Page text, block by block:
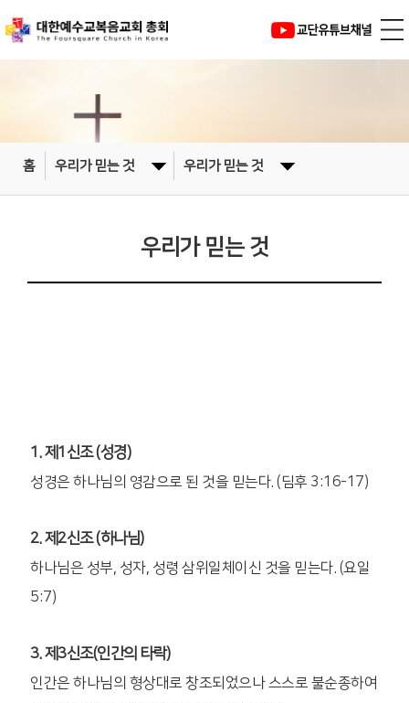
홈 우리가 믿는 것 우리가 믿는 것
우리가 믿는 것
1. 제1신조 (성경)
성경은 하나님의 영감으로 된 것을 믿는다. (딤후 3:16-17)
2. 제2신조 (하나님)
하나님은 성부, 성자, 성령 삼위일체이신 것을 믿는다. (요일
5:7)
3. 제3신조(인간의 타락)
인간은 하나님의 형상대로 창조되었으나 스스로 불순종하여